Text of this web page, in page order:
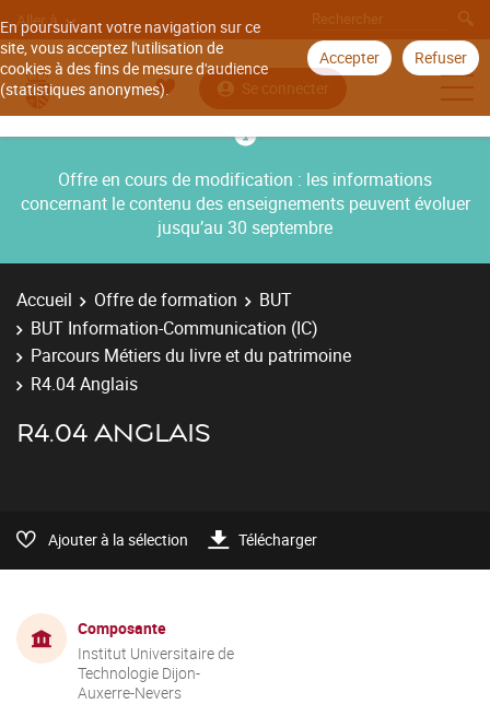
En poursuivant votre navigation sur ce
site, vous acceptez l'utilisation de
cookies à des fins de mesure d'audience
(statistiques anonymes).
Accepter Refuser
Aller à
Se connecter
Offre en cours de modification : les informations
concernant le contenu des enseignements peuvent évoluer
jusqu’au 30 septembre
Accueil Offre de formation
BUT
BUT Information-Communication (IC)
Parcours Métiers du livre et du patrimoine
R4.04 Anglais
R4.04 ANGLAIS
Ajouter à la sélection Télécharger
Composante
Institut Universitaire de
Technologie Dijon-
Auxerre-Nevers